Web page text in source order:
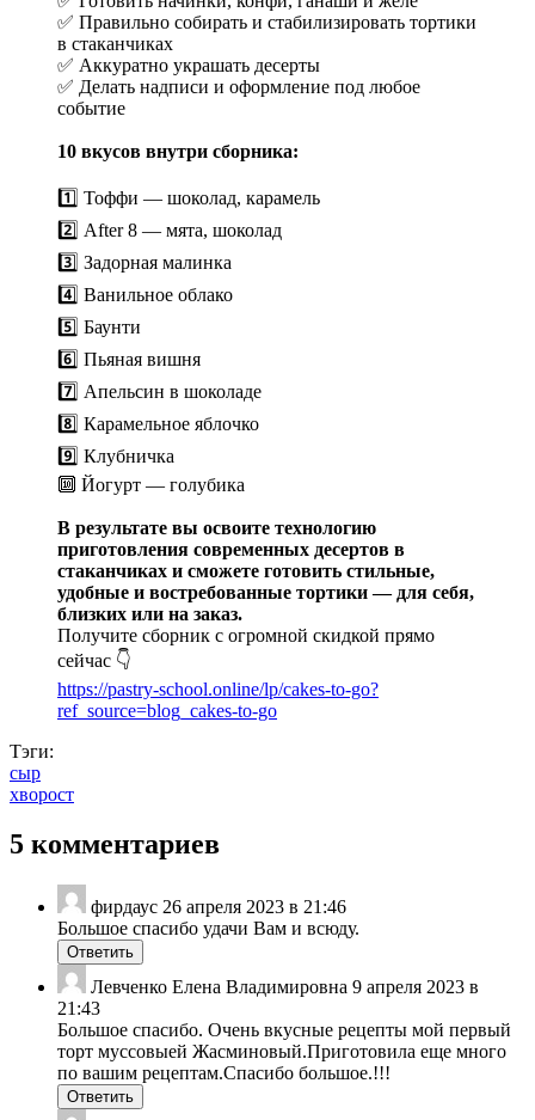
✅ Правильно собирать и стабилизировать тортики
в стаканчиках
✅ Аккуратно украшать десерты
✅ Делать надписи и оформление под любое
событие
10 вкусов внутри сборника:
1️⃣ Тоффи — шоколад, карамель
2️⃣ After 8 — мята, шоколад
3️⃣ Задорная малинка
4️⃣ Ванильное облако
5️⃣ Баунти
6️⃣ Пьяная вишня
7️⃣ Апельсин в шоколаде
8️⃣ Карамельное яблочко
9️⃣ Клубничка
🔟 Йогурт — голубика
В результате вы освоите технологию
приготовления современных десертов в
стаканчиках и сможете готовить стильные,
удобные и востребованные тортики — для себя,
близких или на заказ.
Получите сборник с огромной скидкой прямо
сейчас 👇
https://pastry-school.online/lp/cakes-to-go?
ref_source=blog_cakes-to-go
Тэги:
сыр
хворост
5 комментариев
фирдаус 26 апреля 2023 в 21:46
Большое спасибо удачи Вам и всюду.
Ответить
Левченко Елена Владимировна 9 апреля 2023 в
21:43
Большое спасибо. Очень вкусные рецепты мой первый
торт муссовыей Жасминовый.Приготовила еще много
по вашим рецептам.Спасибо большое.!!!
Ответить